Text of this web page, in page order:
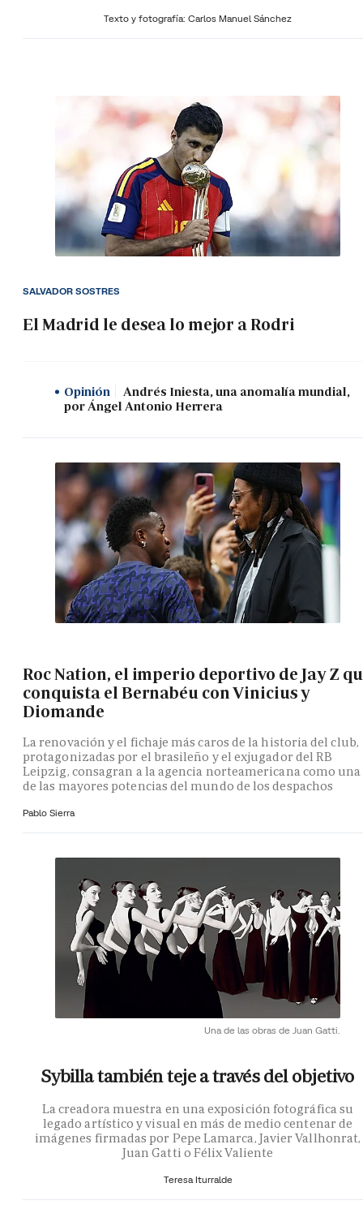
Texto y fotografía: Carlos Manuel Sánchez
El Madrid le desea lo mejor a Rodri
SALVADOR SOSTRES
Opinión
Andrés Iniesta, una anomalía mundial,
por Ángel Antonio Herrera
Roc Nation, el imperio deportivo de Jay Z
conquista el Bernabéu con Vinicius y
Diomande
La renovación y el fichaje más caros de la historia del club,
protagonizadas por el brasileño y el exjugador del RB
Leipzig, consagran a la agencia norteamericana como una
de las mayores potencias del mundo de los despachos
Pablo Sierra
Una de las obras de Juan Gatti.
Sybilla también teje a través del objetivo
La creadora muestra en una exposición fotográfica su
legado artístico y visual en más de medio centenar de
imágenes firmadas por Pepe Lamarca, Javier Vallhonrat,
Juan Gatti o Félix Valiente
Teresa Iturralde